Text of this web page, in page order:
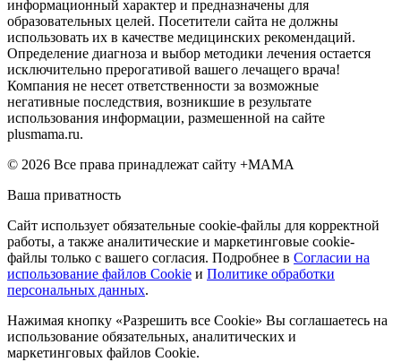
информационный характер и предназначены для
образовательных целей. Посетители сайта не должны
использовать их в качестве медицинских рекомендаций.
Определение диагноза и выбор методики лечения остается
исключительно прерогативой вашего лечащего врача!
Компания не несет ответственности за возможные
негативные последствия, возникшие в результате
использования информации, размешенной на сайте
plusmama.ru.
© 2026 Все права принадлежат сайту +МАМА
Ваша приватность
Сайт использует обязательные cookie-файлы для корректной
работы, а также аналитические и маркетинговые cookie-
файлы только с вашего согласия. Подробнее в Согласии на
использование файлов Cookie и Политике обработки
персональных данных.
Нажимая кнопку «Разрешить все Cookie» Вы соглашаетесь на
использование обязательных, аналитических и
маркетинговых файлов Cookie.